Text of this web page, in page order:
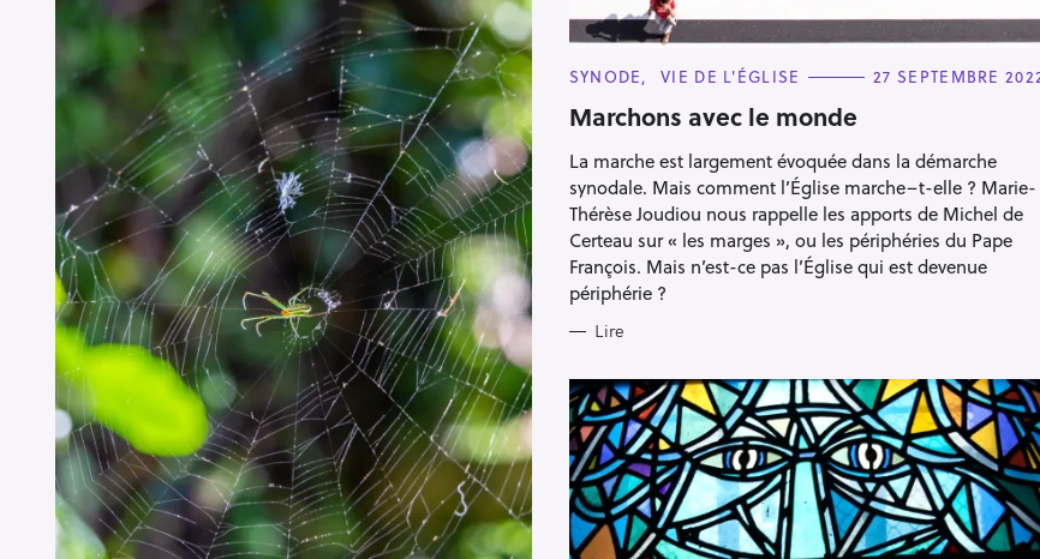
C
T
E
O
I
E
S
SYNODE VIE DE L'ÉGLISE 27 SEPTEMBRE
Marchons avec le monde
La marche est largement évoquée dans la démarche
synodale. Mais comment l’Église marche–t-elle ? Marie-
Thérèse Joudiou nous rappelle les apports de Michel de
Certeau sur « les marges », ou les périphéries du Pape
François. Mais n’est-ce pas l’Église qui est devenue
périphérie ?
Lire